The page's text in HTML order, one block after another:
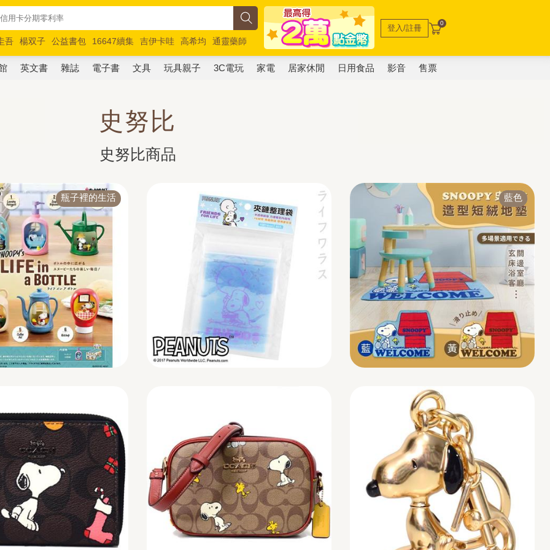
吾 楊双子 公益書包 16647續集 吉伊卡哇 高希均
通靈藥師
路邊攤新作
馬斯克 玩具總動員5 超慢跑
登入/註冊 0
英文書 雜誌 電子書 文具 玩具親子 3C電玩 家電 居家休閒 日用食品 影音 售票
史努比
史努比商品
瓶子裡的生活 藍色